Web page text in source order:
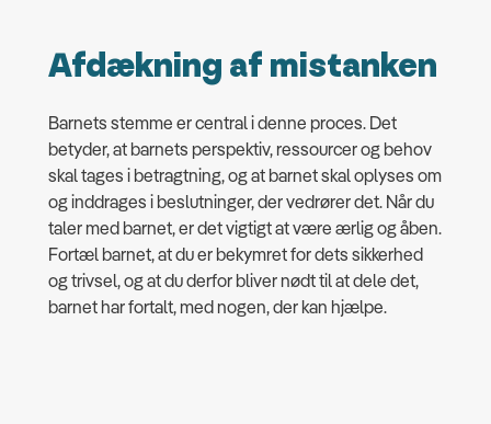
Afdækning af mistanken
Barnets stemme er central i denne proces. Det
betyder, at barnets perspektiv, ressourcer og behov
skal tages i betragtning, og at barnet skal oplyses om
og inddrages i beslutninger, der vedrører det. Når du
taler med barnet, er det vigtigt at være ærlig og åben.
Fortæl barnet, at du er bekymret for dets sikkerhed
og trivsel, og at du derfor bliver nødt til at dele det,
barnet har fortalt, med nogen, der kan hjælpe.